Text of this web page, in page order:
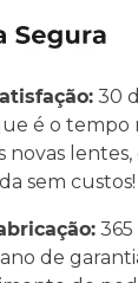
30
é o tempo
novas lentes,
sem custos!
365
de